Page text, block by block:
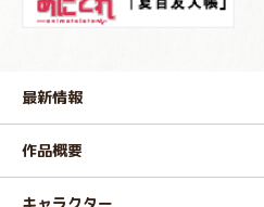
最新情報
作品概要